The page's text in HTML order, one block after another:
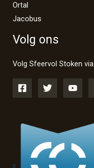
Ortal
Jacobus
Volg ons
Volg Sfeervol Stoken via